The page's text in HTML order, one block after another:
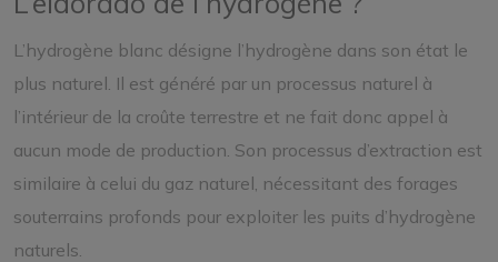
L’hydrogène blanc désigne l’hydrogène dans son état le
plus naturel. Il est généré par un processus naturel à
l’intérieur de la croûte terrestre et ne fait donc appel à
aucun mode de production. Son processus d’extraction est
similaire à celui du gaz naturel, nécessitant des forages
souterrains profonds pour exploiter les puits d’hydrogène
naturels.